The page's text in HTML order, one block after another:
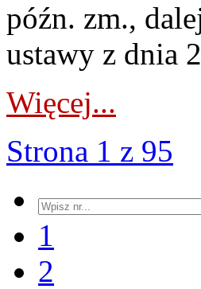
późn. zm.,
ustawy z dnia
Więcej...
Strona 1 z 95
1
2